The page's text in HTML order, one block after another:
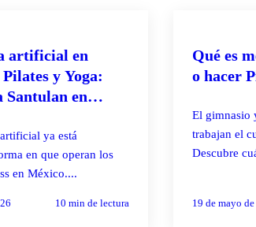
artificial en
y Yoga:
Santulan en
ya está
en que operan los
en México....
10 min de lectura
Qué es
o hacer
El gimnasio
trabajan el
Descubre
19 de mayo